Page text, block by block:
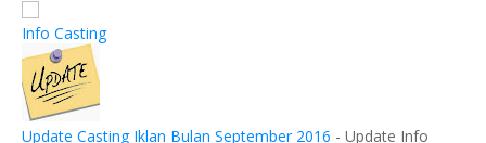
Info Casting
Update Casting Iklan Bulan September 2016 - Update Info